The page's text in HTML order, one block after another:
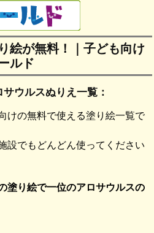
絵が無料！｜子ども向け
ルド
ウルスぬりえ一覧：
けの無料で使える塗り絵一覧で
設でもどんどん使ってください
塗り絵で一位のアロサウルスの